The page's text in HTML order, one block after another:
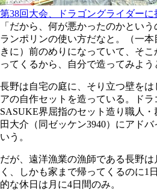
第38回大会、ドラゴングライダーに
「だから、何が悪かったのかとい
ランポリンの使い方だなと。（一
きに）前のめりになっていて、そ
ってくるから、自分で造ってみよう
長野は自宅の庭に、そり立つ壁をは
アの自作セットを造っている。ドラ
SASUKE界屈指のセット造り職人
田大介（同ゼッケン3940）にアド
いう。
だが、遠洋漁業の漁師である長野
く、しかも家まで帰ってくるのに1
的な休日は月に4日間のみ。